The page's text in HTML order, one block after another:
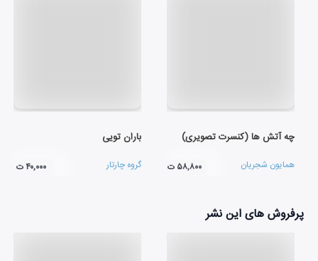
چه آتش ها (کنسرت تصویری)
همایون شجریان ۵۸,۸۰۰ ت
باران تویی
گروه چارتار ۴۰,۰۰۰ ت
پرفروش های این نشر